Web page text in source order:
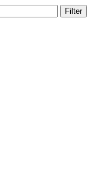
Filter